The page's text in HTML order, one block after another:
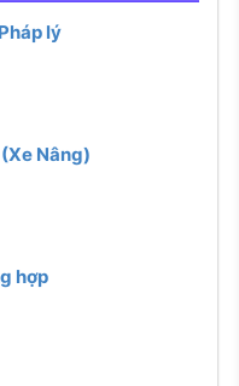
lý
Nâng)
hợp